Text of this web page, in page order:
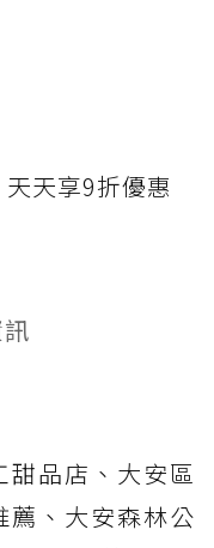
天享9折優惠
品店、大安區
薦、大安森林公